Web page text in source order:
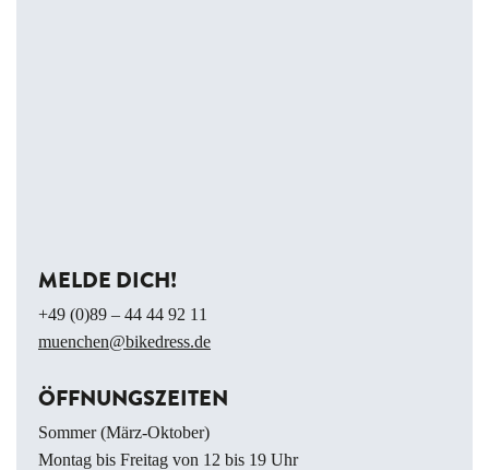
MELDE DICH!
+49 (0)89 – 44 44 92 11
muenchen@bikedress.de
ÖFFNUNGSZEITEN
Sommer (März-Oktober)
Montag bis Freitag von 12 bis 19 Uhr